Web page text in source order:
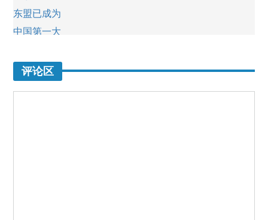
评论区